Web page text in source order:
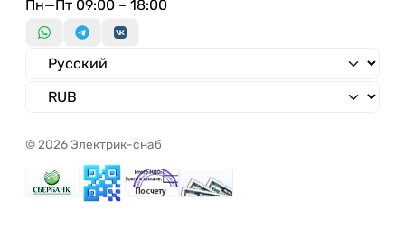
Пн—Пт 09:00 – 18:00
© 2026 Электрик-снаб